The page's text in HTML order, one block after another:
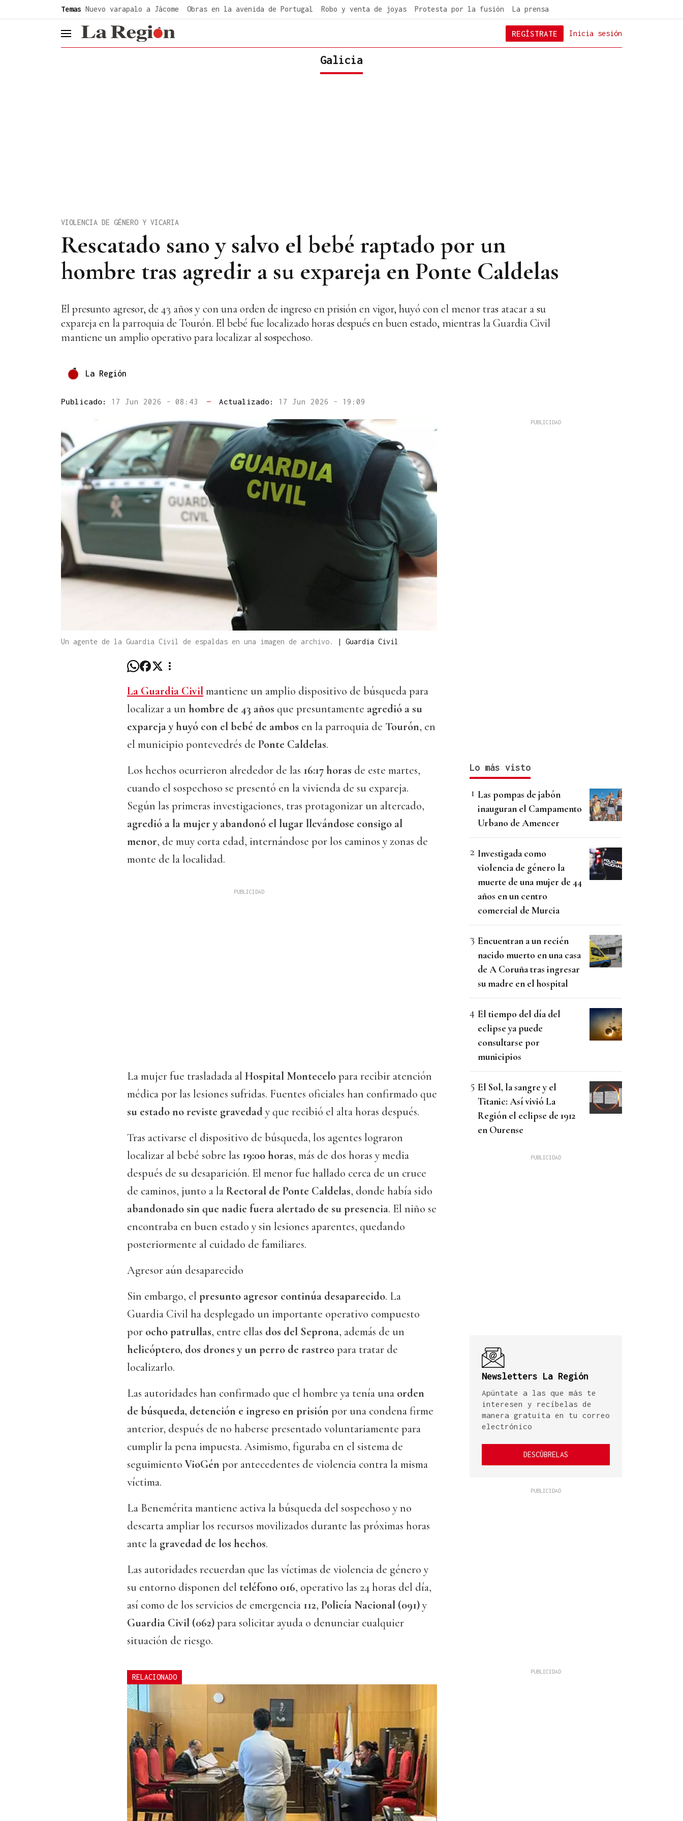
Temas Nuevo varapalo a Jácome Obras en la avenida de Portugal Robo y venta de joyas Protesta por la fusión La prensa
header.menu.open Inicia sesión
REGÍSTRATE
Galicia
Rescatado sano y salvo el bebé raptado por un
hombre tras agredir a su expareja en Ponte Caldelas
VIOLENCIA DE GÉNERO Y VICARIA
El presunto agresor, de 43 años y con una orden de ingreso en prisión en vigor, huyó con el menor tras atacar a su
expareja en la parroquia de Tourón. El bebé fue localizado horas después en buen estado, mientras la Guardia Civil
mantiene un amplio operativo para localizar al sospechoso.
La Región
Publicado: 17 Jun 2026 - 08:43 — Actualizado: 17 Jun 2026 - 19:09
Un agente de la Guardia Civil de espaldas en una imagen de archivo. | Guardia Civil
La Guardia Civilmantiene un amplio dispositivo de búsqueda para
localizar a un hombre de 43 años que presuntamente agredió a su
expareja y huyó con el bebé de ambos en la parroquia de Tourón, en
el municipio pontevedrés de Ponte Caldelas.
Los hechos ocurrieron alrededor de las 16:17 horas de este martes,
cuando el sospechoso se presentó en la vivienda de su expareja.
Según las primeras investigaciones, tras protagonizar un altercado,
agredió a la mujer y abandonó el lugar llevándose consigo al
menor, de muy corta edad, internándose por los caminos y zonas de
monte de la localidad.
La mujer fue trasladada al Hospital Montecelopara recibir atención
médica por las lesiones sufridas. Fuentes oficiales han confirmado que
su estado no reviste gravedady que recibió el alta horas después.
Tras activarse el dispositivo de búsqueda, los agentes lograron
localizar al bebé sobre las 19:00 horas, más de dos horas y media
después de su desaparición. El menor fue hallado cerca de un cruce
de caminos, junto a laRectoral de Ponte Caldelas, donde había sido
abandonado sin que nadie fuera alertado de su presencia. El niño se
encontraba en buen estado y sin lesiones aparentes, quedando
posteriormente al cuidado de familiares.
Agresor aún desaparecido
Sin embargo, el presunto agresor continúa desaparecido. La
Guardia Civil ha desplegado un importante operativo compuesto
por ocho patrullas, entre ellas dos del Seprona, además de un
helicóptero, dos drones y un perro de rastreopara tratar de
localizarlo.
Las autoridades han confirmado que el hombre ya tenía una orden
de búsqueda, detención e ingreso en prisión por una condena firme
anterior, después de no haberse presentado voluntariamente para
cumplir la pena impuesta. Asimismo, figuraba en el sistema de
seguimiento VioGén por antecedentes de violencia contra la misma
víctima.
La Benemérita mantiene activa la búsqueda del sospechoso y no
descarta ampliar los recursos movilizados durante las próximas horas
ante la gravedad de los hechos.
Las autoridades recuerdan que las víctimas de violencia de género y
su entorno disponen del teléfono 016, operativo las 24 horas del día,
así como de los servicios de emergencia 112, Policía Nacional (091)y
Guardia Civil (062)para solicitar ayuda o denunciar cualquier
situación de riesgo.
RELACIONADO
Lo más visto
Las pompas de jabón
inauguran el Campamento
Urbano de Amencer
Investigada como
violencia de género la
muerte de una mujer de 44
años en un centro
comercial de Murcia
Encuentran a un recién
nacido muerto en una casa
de A Coruña tras ingresar
su madre en el hospital
El tiempo del día del
eclipse ya puede
consultarse por
municipios
El Sol, la sangre y el
Titanic: Así vivió La
Región el eclipse de 1912
en Ourense
Newsletters La Región
Apúntate a las que más te
interesen y recíbelas de
manera gratuita en tu correo
electrónico
DESCÚBRELAS